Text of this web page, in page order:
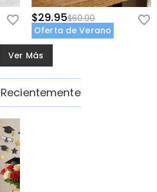
$29.95$60.00
Oferta de Verano
Ver Más